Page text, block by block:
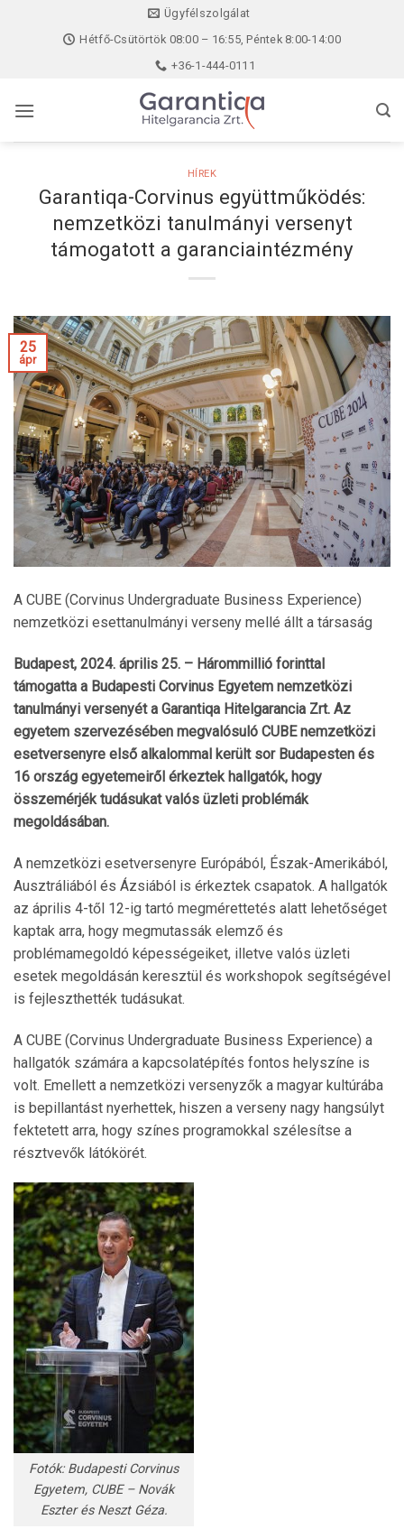
Ügyfélszolgálat
Hétfő-Csütörtök 08:00 – 16:55, Péntek 8:00-14:00
+36-1-444-0111
HÍREK
Garantiqa-Corvinus együttműködés:
nemzetközi tanulmányi versenyt
támogatott a garanciaintézmény
25
ápr
A CUBE (Corvinus Undergraduate Business Experience)
nemzetközi esettanulmányi verseny mellé állt a társaság
Budapest, 2024. április 25. – Hárommillió forinttal
támogatta a Budapesti Corvinus Egyetem nemzetközi
tanulmányi versenyét a Garantiqa Hitelgarancia Zrt. Az
egyetem szervezésében megvalósuló CUBE nemzetközi
esetversenyre első alkalommal került sor Budapesten és
16 ország egyetemeiről érkeztek hallgatók, hogy
összemérjék tudásukat valós üzleti problémák
megoldásában.
A nemzetközi esetversenyre Európából, Észak-Amerikából,
Ausztráliából és Ázsiából is érkeztek csapatok. A hallgatók
az április 4-től 12-ig tartó megmérettetés alatt lehetőséget
kaptak arra, hogy megmutassák elemző és
problémamegoldó képességeiket, illetve valós üzleti
esetek megoldásán keresztül és workshopok segítségével
is fejleszthették tudásukat.
A CUBE (Corvinus Undergraduate Business Experience) a
hallgatók számára a kapcsolatépítés fontos helyszíne is
volt. Emellett a nemzetközi versenyzők a magyar kultúrába
is bepillantást nyerhettek, hiszen a verseny nagy hangsúlyt
fektetett arra, hogy színes programokkal szélesítse a
résztvevők látókörét.
Fotók: Budapesti Corvinus
Egyetem, CUBE – Novák
Eszter és Neszt Géza.